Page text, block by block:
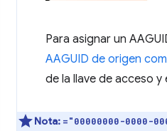
Para asignar un
AAGUID de origen
de la llave de acceso
Nota: ="00000000-0000-